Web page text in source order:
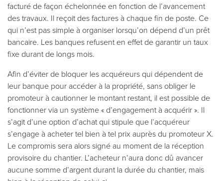
facturé de façon échelonnée en fonction de l’avancement
des travaux. Il reçoit des factures à chaque fin de poste. Ce
qui n’est pas simple à organiser lorsqu’on dépend d’un prêt
bancaire. Les banques refusent en effet de garantir un taux
fixe durant de longs mois.
Afin d’éviter de bloquer les acquéreurs qui dépendent de
leur banque pour accéder à la propriété, sans obliger le
promoteur à cautionner le montant restant, il est possible de
fonctionner via un système « d’engagement à acquérir ». Il
s’agit d’une option d’achat qui stipule que l’acquéreur
s’engage à acheter tel bien à tel prix auprès du promoteur X.
Le compromis sera alors signé au moment de la réception
provisoire du chantier. L’acheteur n’aura donc dû avancer
aucune somme d’argent durant la durée du chantier, mais